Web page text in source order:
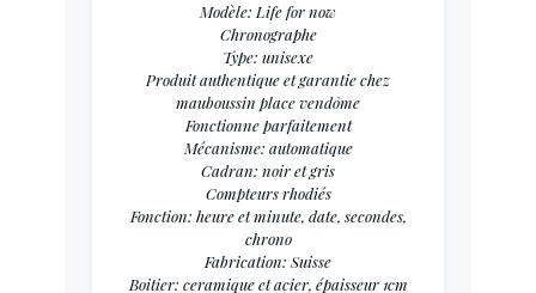
Modèle: Life for now
Chronographe
Type: unisexe
Produit authentique et garantie chez
mauboussin place vendôme
Fonctionne parfaitement
Mécanisme: automatique
Cadran: noir et gris
Compteurs rhodiés
Fonction: heure et minute, date, secondes,
chrono
Fabrication: Suisse
Boitier: ceramique et acier, épaisseur 1cm